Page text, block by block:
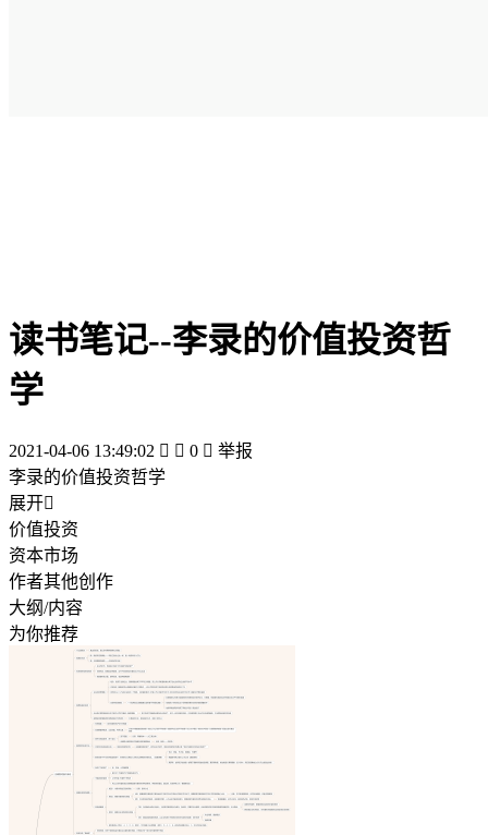
读书笔记--李录的价值投资哲
学
2021-04-06 13:49:02   0  举报
李录的价值投资哲学
展开
价值投资
资本市场
作者其他创作
大纲/内容
为你推荐